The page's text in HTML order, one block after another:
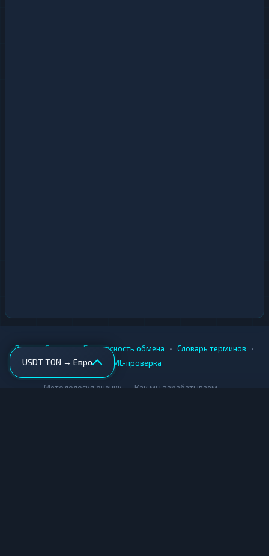
USDT TON → Евро
Вики • Города • Безопасность обмена • Словарь терминов •
AML-проверка
Методология оценки Как мы зарабатываем